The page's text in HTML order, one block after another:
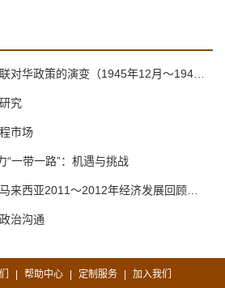
华政策的演变（1945年12月～1947年1月）
究
市场
“一带一路”：机遇与挑战
亚2011～2012年经济发展回顾与展望
治沟通
帮助中心 定制服务 加入我们